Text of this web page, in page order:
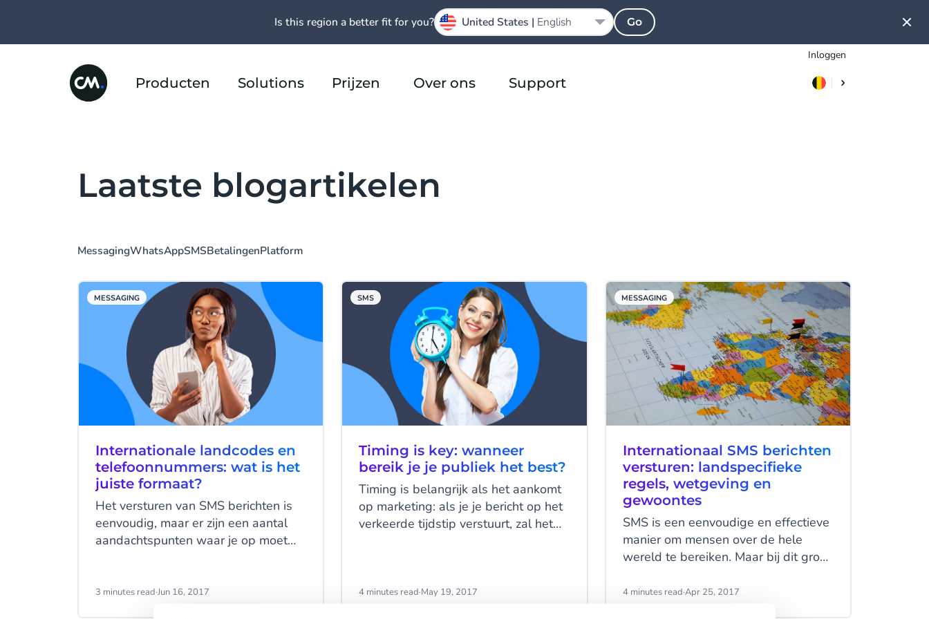
Inloggen
Producten Solutions Prijzen Over ons Support
Laatste blogartikelen
MessagingWhatsAppSMSBetalingenPlatform
MESSAGING
Internationale landcodes en
telefoonnummers: wat is het
juiste formaat?
Het versturen van SMS berichten is
eenvoudig, maar er zijn een aantal
aandachtspunten waar je op moet
correct moet formatteren.
3 minutes read·Jun 16, 2017
SMS
Timing is key: wanneer
bereik je je publiek het best?
Timing is belangrijk als het aankomt
op marketing: als je je bericht op het
verkeerde tijdstip verstuurt, zal het
wanneer het het perfecte moment is?
4 minutes read·May 19, 2017
MESSAGING
Internationaal SMS berichten
versturen: landspecifieke
regels, wetgeving en
gewoontes
SMS is een eenvoudige en effectieve
manier om mensen over de hele
wereld te bereiken. Maar bij dit groot
nationale gewoontes, beperkingen
4 minutes read·Apr 25, 2017
Is this region a better fit for you? United States | English Go